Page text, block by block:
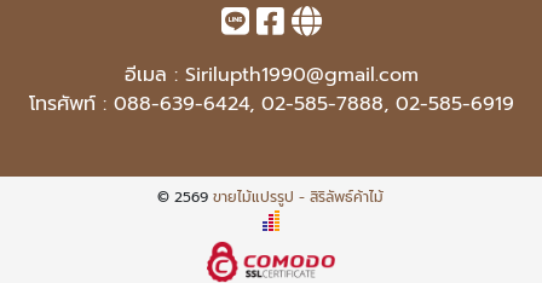
อีเมล : Sirilupth1990@gmail.com
โทรศัพท์ : 088-639-6424, 02-585-7888, 02-585-6919
© 2569ขายไม้แปรรูป - สิริลัพธ์ค้าไม้